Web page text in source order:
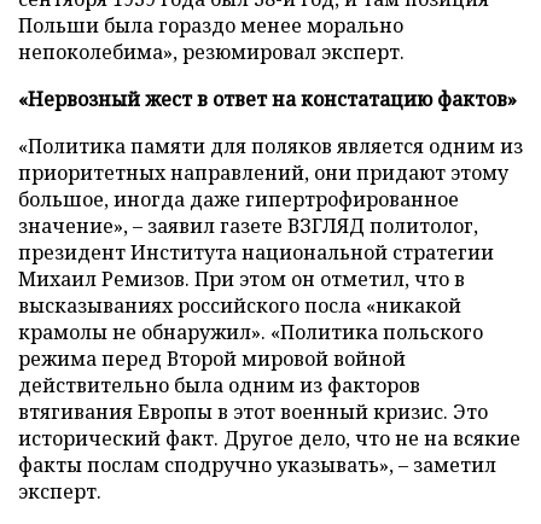
Польши была гораздо менее морально
непоколебима», резюмировал эксперт.
«Нервозный жест в ответ на констатацию фактов»
«Политика памяти для поляков является одним из
приоритетных направлений, они придают этому
большое, иногда даже гипертрофированное
значение», – заявил газете ВЗГЛЯД политолог,
президент Института национальной стратегии
Михаил Ремизов. При этом он отметил, что в
высказываниях российского посла «никакой
крамолы не обнаружил». «Политика польского
режима перед Второй мировой войной
действительно была одним из факторов
втягивания Европы в этот военный кризис. Это
исторический факт. Другое дело, что не на всякие
факты послам сподручно указывать», – заметил
эксперт.